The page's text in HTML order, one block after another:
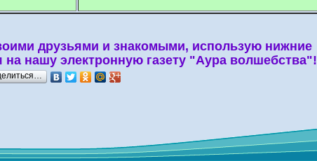
друзьями и знакомыми, использую нижние
нашу электронную газету "Аура волшебства"!